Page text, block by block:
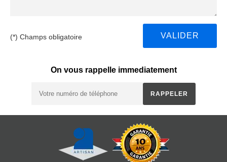
(*) Champs obligatoire
On vous rappelle immediatement